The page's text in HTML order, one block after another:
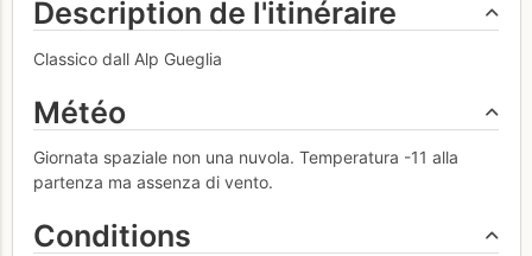
Description de l'itinéraire
Classico dall Alp Gueglia
Météo
Giornata spaziale non una nuvola. Temperatura -11 alla
partenza ma assenza di vento.
Conditions